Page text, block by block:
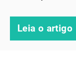
Leia o artigo